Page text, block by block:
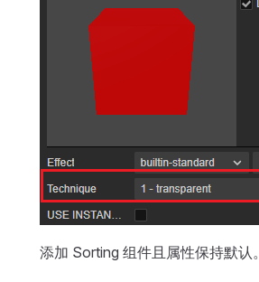
添加 Sorting 组件且属性保持默认。